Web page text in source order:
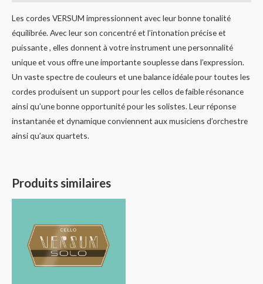
Les cordes VERSUM impressionnent avec leur bonne tonalité
équilibrée. Avec leur son concentré et l’intonation précise et
puissante , elles donnent à votre instrument une personnalité
unique et vous offre une importante souplesse dans l’expression.
Un vaste spectre de couleurs et une balance idéale pour toutes les
cordes produisent un support pour les cellos de faible résonance
ainsi qu’une bonne opportunité pour les solistes. Leur réponse
instantanée et dynamique conviennent aux musiciens d’orchestre
ainsi qu’aux quartets.
Produits similaires